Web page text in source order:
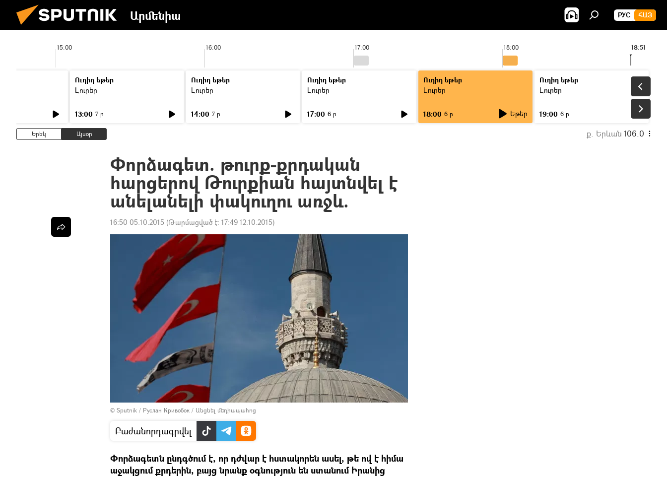
Արմենիա РУС ՀԱՅ
15:00 16:00 17:00 18:00 18:51
Ուղիղ եթեր
Լուրեր
13:00 7 ր
Ուղիղ եթեր
Լուրեր
14:00 7 ր
Ուղիղ եթեր
Լուրեր
17:00 6 ր
Ուղիղ եթեր
Լուրեր
18:00 6 ր Եթեր
Ուղիղ եթեր
Լուրեր
19:00 6 ր
Երեկ Այսօր ք. Երևան 106.0
Փորձագետ. թուրք-քրդական
հարցերով Թուրքիան հայտնվել է
անելանելի փակուղու առջև.
16:50 05.10.2015 (Թարմացված է: 17:49 12.10.2015)
© Sputnik / Руслан Кривобок / Անցնել մեդիապահոց
Բաժանորդագրվել
Փորձագետն ընդգծում է, որ դժվար է հստակորեն ասել, թե ով է հիմա
աջակցում քրդերին, բայց նրանք օգնություն են ստանում Իրանից